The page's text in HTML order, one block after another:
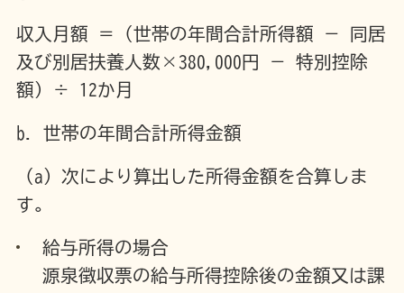
収入月額 ＝（世帯の年間合計所得額 － 同居
及び別居扶養人数×380,000円 － 特別控除
額）÷ 12か月
b. 世帯の年間合計所得金額
（a）次により算出した所得金額を合算しま
す。
給与所得の場合
源泉徴収票の給与所得控除後の金額又は課